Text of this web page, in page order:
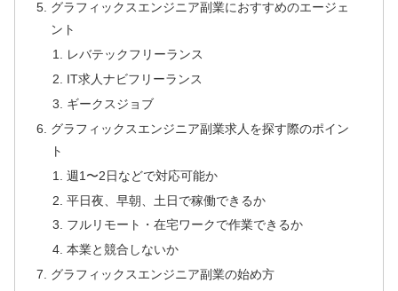
グラフィックスエンジニア副業におすすめのエージェ
ント
レバテックフリーランス
IT求人ナビフリーランス
ギークスジョブ
グラフィックスエンジニア副業求人を探す際のポイン
ト
週1〜2日などで対応可能か
平日夜、早朝、土日で稼働できるか
フルリモート・在宅ワークで作業できるか
本業と競合しないか
グラフィックスエンジニア副業の始め方